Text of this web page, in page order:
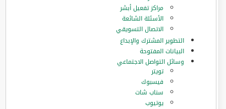
مراكز تفعيل أبشر
الأسئلة الشائعة
الاتصال التسويقي
التطوير المشترك والإبداع
البيانات المفتوحة
وسائل التواصل الاجتماعي
تويتر
فيسبوك
سناب شات
يوتيوب